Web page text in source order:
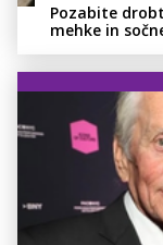
Pozabite
mehke in